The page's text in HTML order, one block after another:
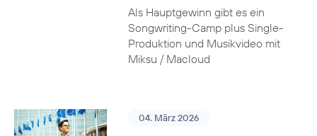
Als Hauptgewinn gibt es ein
Songwriting-Camp plus Single-
Produktion und Musikvideo mit
Miksu / Macloud
04. März 2026